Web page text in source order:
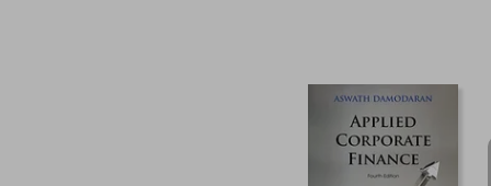
45%
dcto.